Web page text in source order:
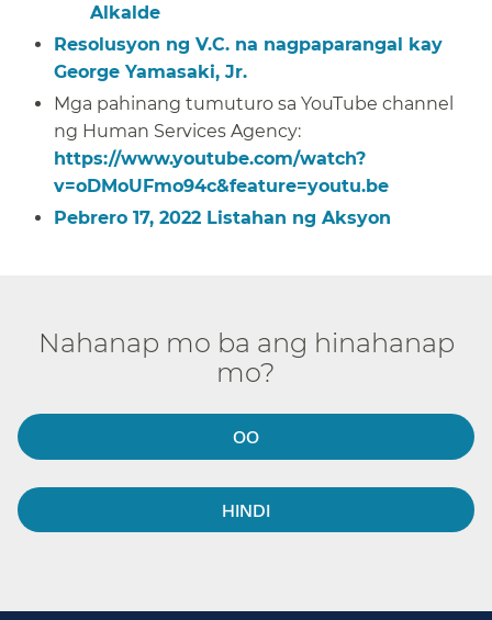
Alkalde​​
Resolusyon ng V.C. na nagpaparangal kay
George Yamasaki, Jr.​​
Mga pahinang tumuturo sa YouTube channel
ng Human Services Agency:
https://www.youtube.com/watch?
v=oDMoUFmo94c&feature=youtu.be
Pebrero 17, 2022 Listahan ng Aksyon​​
Nahanap mo ba ang hinahanap
mo?​​
OO​​
HINDI​​